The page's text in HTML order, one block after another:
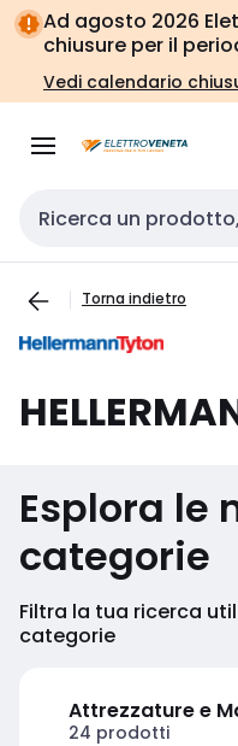
Vai alla
navigazione
Vai
alla
pagina
Ad agosto 2026
chiusure per il
Vedi calendario
Cerca input
Torna indietro
Esplora le
categorie
Filtra la tua ricerca
categorie
Attrezzature e
24 prodotti